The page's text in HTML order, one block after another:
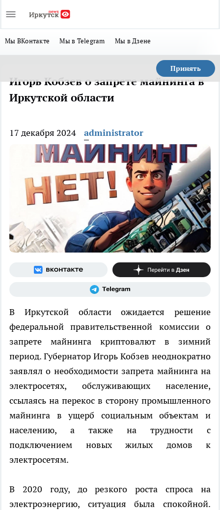
Мы ВКонтакте Мы в Telegram Мы в Дзене
Принять
Игорь Кобзев о запрете майнинга в
Иркутской области
17 декабря 2024 administrator
В Иркутской области ожидается решение
федеральной правительственной комиссии о
запрете майнинга криптовалют в зимний
период. Губернатор Игорь Кобзев неоднократно
заявлял о необходимости запрета майнинга на
электросетях, обслуживающих население,
ссылаясь на перекос в сторону промышленного
майнинга в ущерб социальным объектам и
населению, а также на трудности с
подключением новых жилых домов к
электросетям.
В 2020 году, до резкого роста спроса на
электроэнергию, ситуация была спокойной.